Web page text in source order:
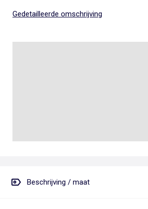
Gedetailleerde omschrijving
Beschrijving / maat